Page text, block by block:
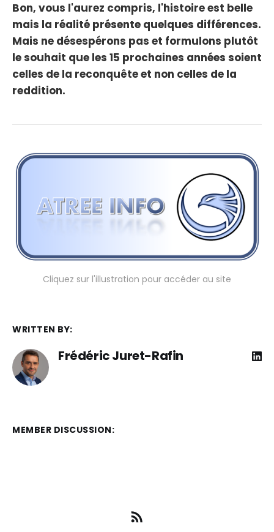
Bon, vous l'aurez compris, l'histoire est belle
mais la réalité présente quelques différences.
Mais ne désespérons pas et formulons plutôt
le souhait que les 15 prochaines années soient
celles de la reconquête et non celles de la
reddition.
Cliquez sur l'illustration pour accéder au site
WRITTEN BY:
Frédéric Juret-Rafin
MEMBER DISCUSSION: